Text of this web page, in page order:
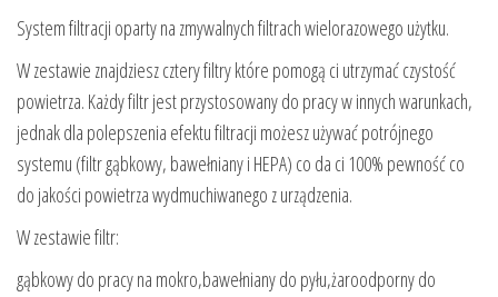
System filtracji oparty na zmywalnych filtrach wielorazowego użytku.
W zestawie znajdziesz cztery filtry które pomogą ci utrzymać czystość
powietrza. Każdy filtr jest przystosowany do pracy w innych warunkach,
jednak dla polepszenia efektu filtracji możesz używać potrójnego
systemu (filtr gąbkowy, bawełniany i HEPA) co da ci 100% pewność co
do jakości powietrza wydmuchiwanego z urządzenia.
W zestawie filtr:
gąbkowy do pracy na mokro,bawełniany do pyłu,żaroodporny do